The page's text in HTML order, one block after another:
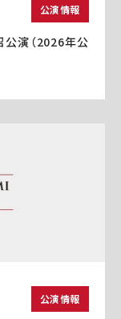
公演情報
公演（2026年公
公演情報